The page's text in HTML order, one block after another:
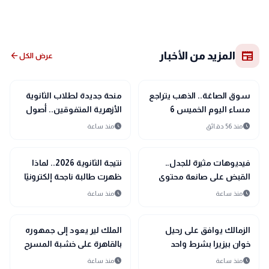
newspaper المزيد من الأخبار عرض الكلarrow_back
trending_up
اقتصاد
سوق الصاغة.. الذهب يتراجع
مساء اليوم الخميس 6
أغسطس 2026
scheduleمنذ 56 دقائق
school
مدارس وجامعات
منحة جديدة لطلاب الثانوية
الأزهرية المتفوقين.. أصول
الدين بالقاهرة تمنح مزايا
scheduleمنذ ساعة
gavel
حوادث ومحاكم
فيديوهات مثيرة للجدل..
القبض على صانعة محتوى
بتهمة خدش الحياء العام
scheduleمنذ ساعة
school
مدارس وجامعات
نتيجة الثانوية 2026.. لماذا
ظهرت طالبة ناجحة إلكترونيًا
وراسبة في المدرسة؟
scheduleمنذ ساعة
sports_soccer
رياضة
الزمالك يوافق على رحيل
خوان بيزيرا بشرط واحد
scheduleمنذ ساعة
interests
منوعات
الملك لير يعود إلى جمهوره
بالقاهرة على خشبة المسرح
القومي بالعتبة
scheduleمنذ ساعة